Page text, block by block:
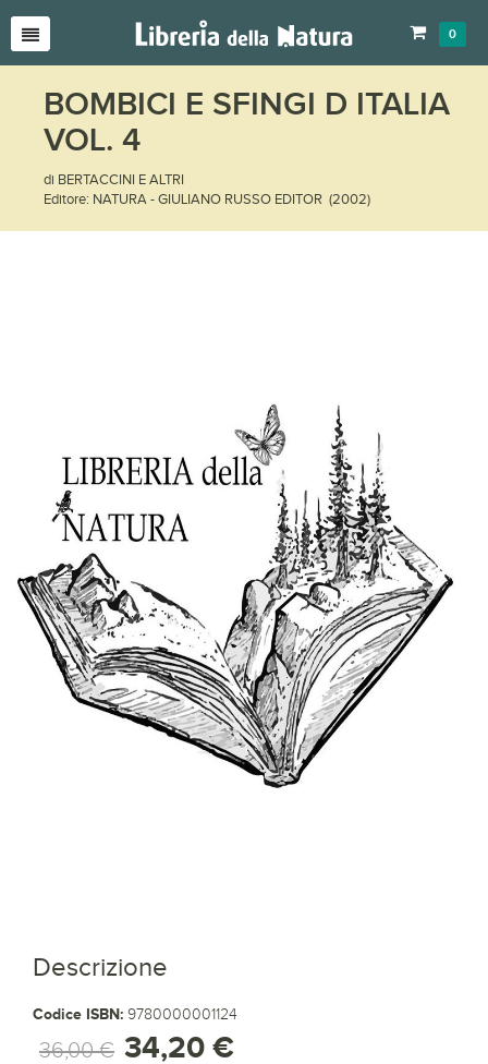
0
BOMBICI E SFINGI D ITALIA
VOL. 4
di BERTACCINI E ALTRI
Editore: NATURA - GIULIANO RUSSO EDITOR (2002)
Descrizione
Codice ISBN: 9780000001124
36,00 € 34,20 €